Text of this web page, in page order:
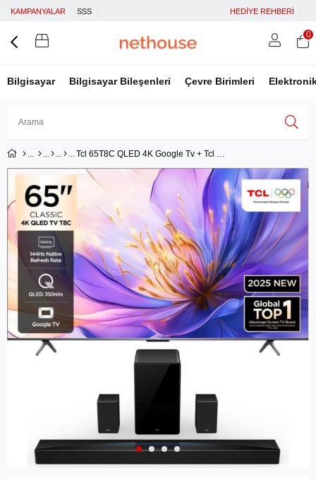
KAMPANYALAR SSS HEDİYE REHBERİ
Bilgisayar Bilgisayar Bileşenleri Çevre Birimleri
Üye Ol Facebook İle Bağlan
Google İle Bağlan
0
Tcl 65T8C QLED 4K Google Tv + Tcl Q85H Soundbar